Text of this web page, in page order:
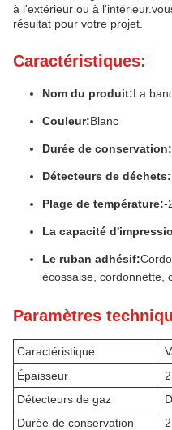
à l'extérieur ou à
résultat pour votre projet.
Caractéristiques:
Nom du produit:La
Couleur:Blanc
Durée de conservation:
Détecteurs de déchets:
Plage de température:-
La capacité
Le ruban adhésif:
écossaise, cordonnette,
Paramètres
Caractéristique
Épaisseur
Détecteurs de gaz
Durée de conservation